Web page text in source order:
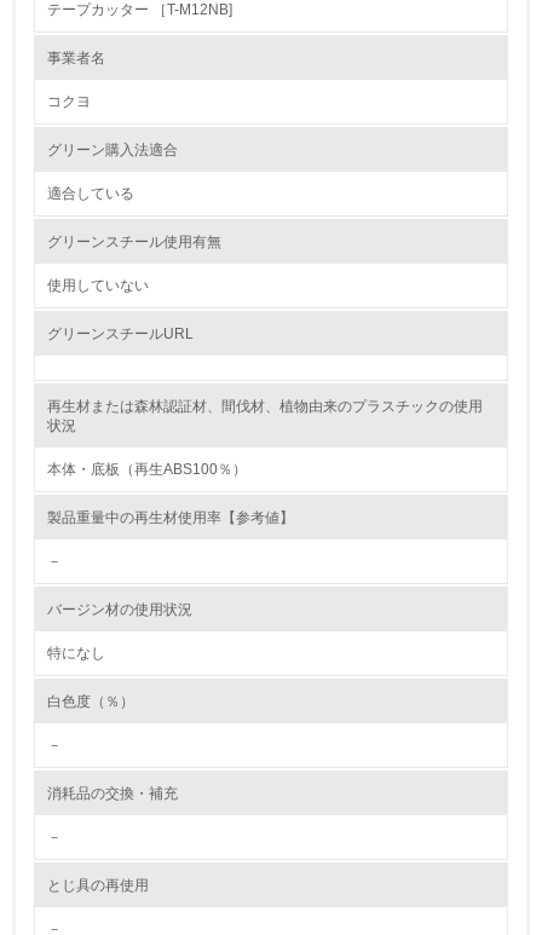
レベル2
環境取り組み体制と成果を定期的に検証して次の活動に活
境対策を理解し、実践している
環境活動に関する規格やプログラムを導入している
テープカッター ［T-M12NB]
事業者名
コクヨ
グリーン購入法適合
適合している
グリーンスチール使用有無
使用していない
グリーンスチールURL
再生材または森林認証材、間伐材、植物由来のプラスチックの使用
状況
本体・底板（再生ABS100％）
製品重量中の再生材使用率【参考値】
－
バージン材の使用状況
特になし
白色度（％）
－
消耗品の交換・補充
－
とじ具の再使用
－